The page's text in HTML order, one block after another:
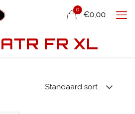
0
€0,00
FR XL